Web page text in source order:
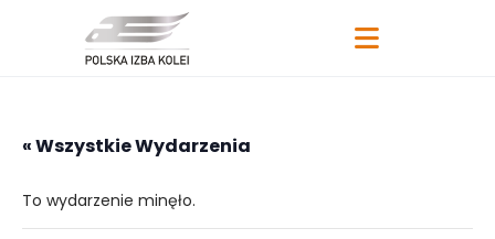
« Wszystkie Wydarzenia
To wydarzenie minęło.